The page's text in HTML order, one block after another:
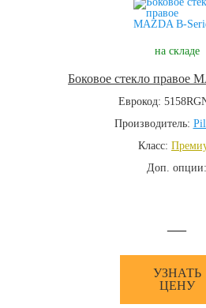
на складе
Боковое стекло правое
Еврокод:
Производитель:
Класс:
Доп. опции:
—
УЗНАТЬ
ЦЕНУ